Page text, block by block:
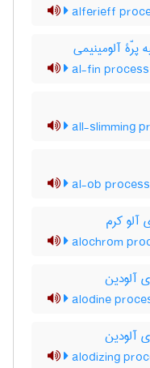
alferieff
پرّۀ آلومینیمی
al-fin process
all-slimming
al-ob process
آلو کرم
alochrom
آلودین
alodine
آلودین
alodizing